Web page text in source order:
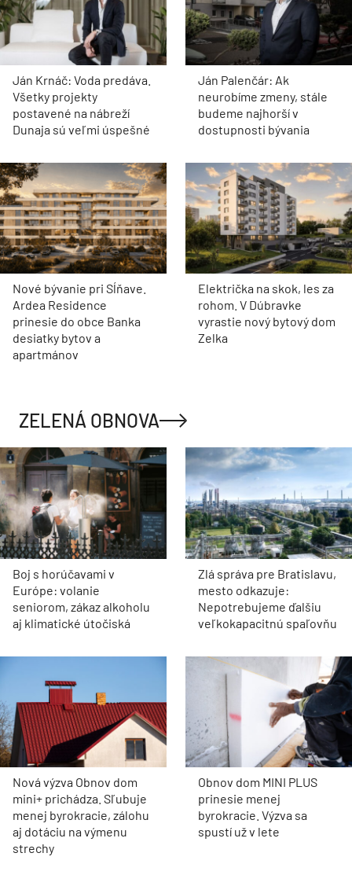
Ján Krnáč: Voda predáva.
Všetky projekty
postavené na nábreží
Dunaja sú veľmi úspešné
Ján Palenčár: Ak
neurobíme zmeny, stále
budeme najhorší v
dostupnosti bývania
Nové bývanie pri Sĺňave.
Ardea Residence
prinesie do obce Banka
desiatky bytov a
apartmánov
Električka na skok, les za
rohom. V Dúbravke
vyrastie nový bytový dom
Zelka
ZELENÁ OBNOVA
Boj s horúčavami v
Európe: volanie
seniorom, zákaz alkoholu
aj klimatické útočiská
Zlá správa pre Bratislavu,
mesto odkazuje:
Nepotrebujeme ďalšiu
veľkokapacitnú spaľovňu
Nová výzva Obnov dom
mini+ prichádza. Sľubuje
menej byrokracie, zálohu
aj dotáciu na výmenu
strechy
Obnov dom MINI PLUS
prinesie menej
byrokracie. Výzva sa
spustí už v lete